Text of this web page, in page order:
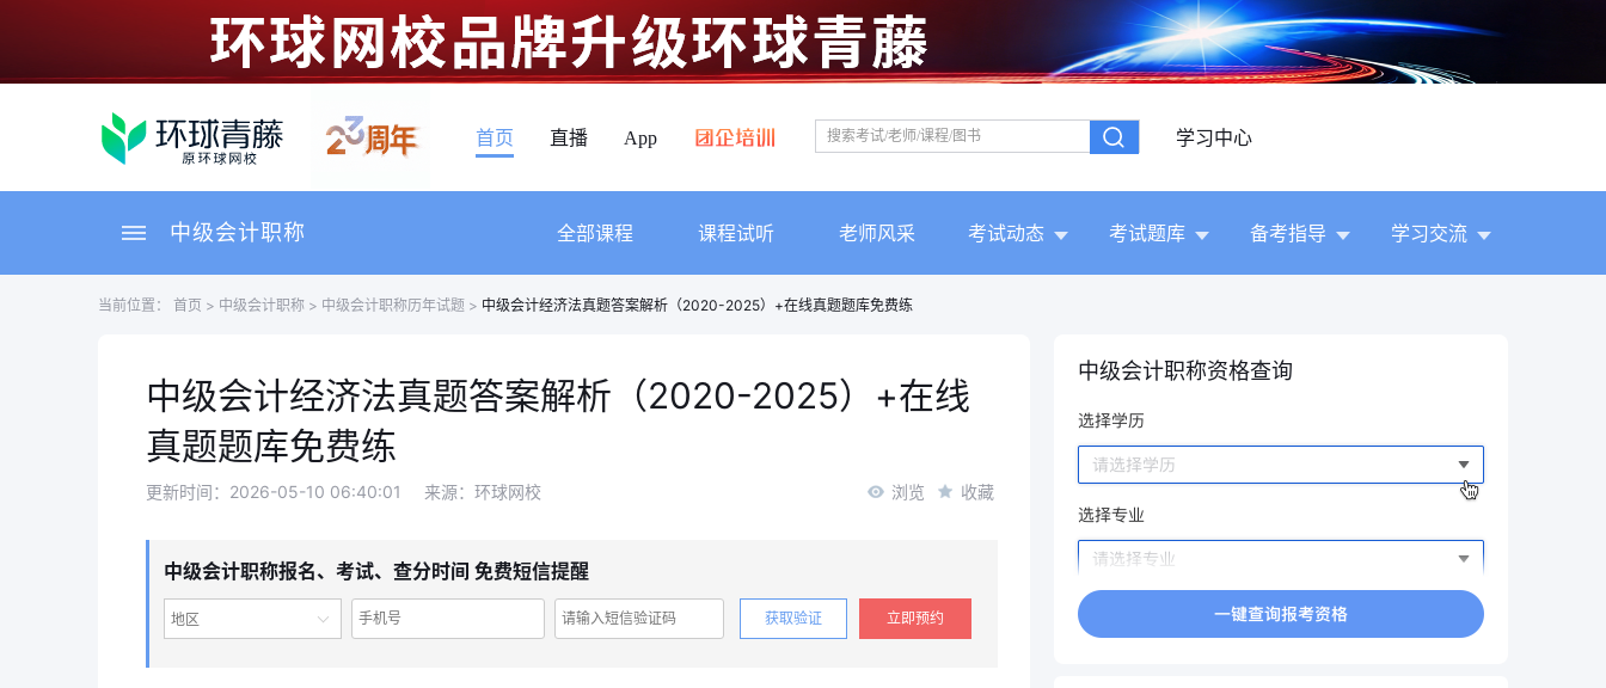
首页 直播 App 学习中心
中级会计职称 全部课程 课程试听 老师风采 考试动态 考试题库 备考指导 学习交流
当前位置： 首页 > 中级会计职称 > 中级会计职称历年试题 > 中级会计经济法真题答案解析（2020-2025）+在线真题题库免费练
中级会计经济法真题答案解析（2020-2025）+在线
真题题库免费练
更新时间：2026-05-10 06:40:01 来源：环球网校 浏览 收藏
中级会计职称报名、考试、查分时间 免费短信提醒
地区 获取验证 立即预约
中级会计职称资格查询